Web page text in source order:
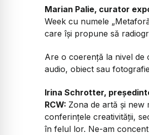
Marian Palie, curator
Week cu numele
care își propune să
Are o coerență la nivel de
audio, obiect sau
Irina Schrotter,
RCW: Zona de artă și new
conferințele creativității,
în felul lor. Ne-am